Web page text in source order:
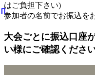
はご負担下さい)
参加者の名前でお振込を
大会ごとに振込口座
い様にご確認ください